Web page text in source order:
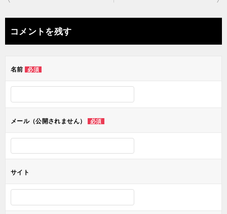
ナ
ビ
ー
ン
コメントを残す
名前 必須
メール（公開されません） 必須
サイト